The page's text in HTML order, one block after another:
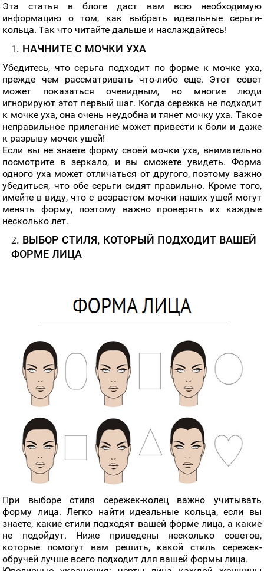
Эта статья в блоге даст вам всю необходимую
информацию о том, как выбрать идеальные серьги-
кольца. Так что читайте дальше и наслаждайтесь!
1. НАЧНИТЕ С МОЧКИ УХА
Убедитесь, что серьга подходит по форме к мочке уха,
прежде чем рассматривать что-либо еще. Этот совет
может показаться очевидным, но многие люди
игнорируют этот первый шаг. Когда сережка не подходит
к мочке уха, она очень неудобна и тянет мочку уха. Такое
неправильное прилегание может привести к боли и даже
к разрыву мочек ушей!
Если вы не знаете форму своей мочки уха, внимательно
посмотрите в зеркало, и вы сможете увидеть. Форма
одного уха может отличаться от другого, поэтому важно
убедиться, что обе серьги сидят правильно. Кроме того,
имейте в виду, что с возрастом мочки наших ушей могут
менять форму, поэтому важно проверять их каждые
несколько лет.
2. ВЫБОР СТИЛЯ, КОТОРЫЙ ПОДХОДИТ ВАШЕЙ
ФОРМЕ ЛИЦА
При выборе стиля сережек-колец важно учитывать
форму лица. Легко найти идеальные кольца, если вы
знаете, какие стили подходят вашей форме лица, а какие
не подойдут. Ниже приведены несколько советов,
которые помогут вам решить, какой стиль сережек-
обручей лучше всего подходит для вашей формы лица.